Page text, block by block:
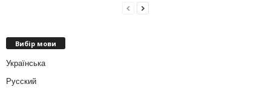
Вибір мови
Українська
Русский